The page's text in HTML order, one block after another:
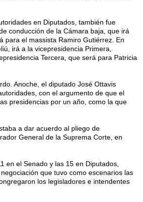
en Diputados, también fue
conducción de la Cámara baja, que irá
para el massista Ramiro Gutiérrez. En
irá a la vicepresidencia Primera,
Tercera, que será para Patricia
Anoche, el diputado José Ottavis
con el argumento de que el
presidencias por un año, como la que
a dar acuerdo al pliego de
General de la Suprema Corte, en
en el Senado y las 15 en Diputados,
que tuvo como escenarios las
los legisladores e intendentes